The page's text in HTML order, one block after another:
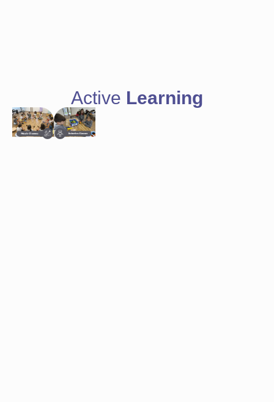
Active Learning